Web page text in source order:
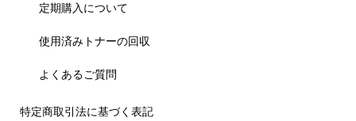
定期購入について
使用済みトナーの回収
よくあるご質問
特定商取引法に基づく表記